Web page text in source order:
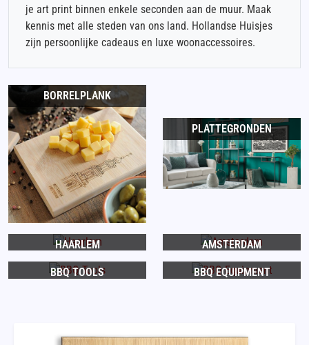
je art print binnen enkele seconden aan de muur. Maak
kennis met alle steden van ons land. Hollandse Huisjes
zijn persoonlijke cadeaus en luxe woonaccessoires.
BORRELPLANK
PLATTEGRONDEN
HAARLEM AMSTERDAM
BBQ TOOLS BBQ EQUIPMENT